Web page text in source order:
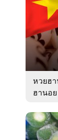
หวยฮ
ฮานอ